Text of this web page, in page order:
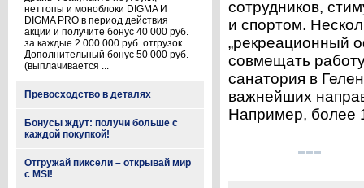
неттопы и моноблоки DIGMA И
DIGMA PRO в период действия
акции и получите бонус 40 000 руб.
за каждые 2 000 000 руб. отгрузок.
Дополнительный бонус 50 000 руб.
(выплачивается ...
Превосходство в деталях
Бонусы ждут: получи больше с
каждой покупкой!
Отгружай пиксели – открывай мир
с MSI!
сотрудников,
и спортом.
„рекреационный
совмещать
санатория в
важнейших
Например, более